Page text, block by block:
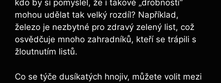
kdo⁣ by si pomyslel, že i takové „drobnosti“
mohou udělat ⁣tak ‌velký rozdíl? Například,⁤
železo je nezbytné pro zdravý zelený list, což
osvědčuje mnoho zahradníků, kteří se trápili s‌
žloutnutím listů.
Co‌ se týče dusíkatých hnojiv, můžete volit mezi